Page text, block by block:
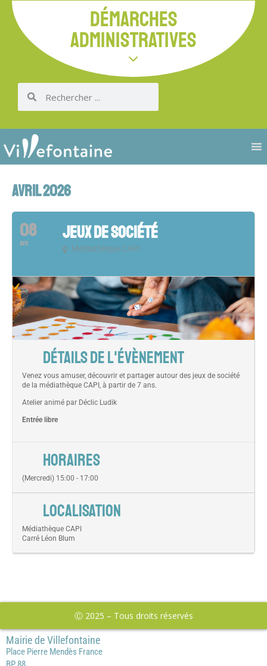
DÉMARCHES
ADMINISTRATIVES
AVRIL 2026
08
AVR
JEUX DE SOCIÉTÉ
Médiathèque CAPI
DÉTAILS DE L'ÉVÈNEMENT
Venez vous amuser, découvrir et partager autour des jeux de société
de la médiathèque CAPI, à partir de 7 ans.
Atelier animé par Déclic Ludik
Entrée libre
HORAIRES
(Mercredi) 15:00 - 17:00
LOCALISATION
Médiathèque CAPI
Carré Léon Blum
Ⓒ 2025 – Tous droits réservés
Mairie de Villefontaine
Place Pierre Mendès France